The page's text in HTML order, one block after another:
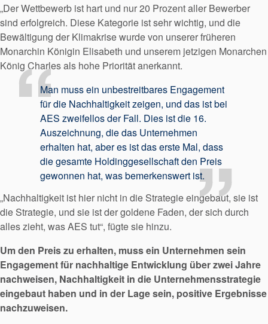
Zertifizierungen und
Standards
Kontaktieren Sie uns
Standorte
Neuigkeiten
Nachhaltigkeit
„Der Wettbewerb ist hart und nur 20 Prozent aller Bewerber
sind erfolgreich. Diese Kategorie ist sehr wichtig, und die
Bewältigung der Klimakrise wurde von unserer früheren
Monarchin Königin Elisabeth und unserem jetzigen Monarchen
König Charles als hohe Priorität anerkannt.
Man muss ein unbestreitbares Engagement
für die Nachhaltigkeit zeigen, und das ist bei
AES zweifellos der Fall. Dies ist die 16.
Auszeichnung, die das Unternehmen
erhalten hat, aber es ist das erste Mal, dass
die gesamte Holdinggesellschaft den Preis
gewonnen hat, was bemerkenswert ist.
„Nachhaltigkeit ist hier nicht in die Strategie eingebaut, sie ist
die Strategie, und sie ist der goldene Faden, der sich durch
alles zieht, was AES tut“, fügte sie hinzu.
Um den Preis zu erhalten, muss ein Unternehmen sein
Engagement für nachhaltige Entwicklung über zwei Jahre
nachweisen, Nachhaltigkeit in die Unternehmensstrategie
eingebaut haben und in der Lage sein, positive Ergebnisse
nachzuweisen.